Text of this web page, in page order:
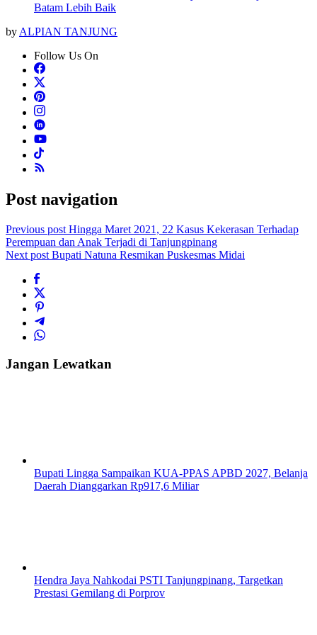
Batam Lebih Baik
by ALPIAN TANJUNG
Follow Us On
Post navigation
Previous post Hingga Maret 2021, 22 Kasus Kekerasan Terhadap
Perempuan dan Anak Terjadi di Tanjungpinang
Next post Bupati Natuna Resmikan Puskesmas Midai
Jangan Lewatkan
Bupati Lingga Sampaikan KUA-PPAS APBD 2027, Belanja
Daerah Dianggarkan Rp917,6 Miliar
Hendra Jaya Nahkodai PSTI Tanjungpinang, Targetkan
Prestasi Gemilang di Porprov